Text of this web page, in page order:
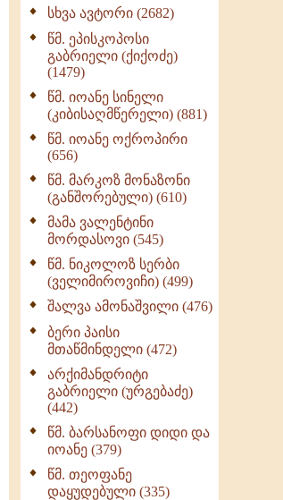
სულიერი ცხოვრების
სახელმძღვანელო -
ნაწილი II (369)
ღმერთი და ადამიანები
(287)
ბერის დიადემა (278)
მონაზვნური
გამოცდილების
ოთხი ასეული თავი
სიყვარულის შესახებ
(259)
სხვა ავტორი (2682)
წმ. ეპისკოპოსი
გაბრიელი (ქიქოძე)
(1479)
წმ. იოანე სინელი
(კიბისაღმწერელი) (881)
წმ. იოანე ოქროპირი
(656)
წმ. მარკოზ მონაზონი
(განშორებული) (610)
მამა ვალენტინი
მორდასოვი (545)
წმ. ნიკოლოზ სერბი
(ველიმიროვიჩი) (499)
შალვა ამონაშვილი (476)
ბერი პაისი
მთაწმინდელი (472)
არქიმანდრიტი
გაბრიელი (ურგებაძე)
(442)
წმ. ბარსანოფი დიდი და
იოანე (379)
წმ. თეოფანე
დაყუდებული (335)